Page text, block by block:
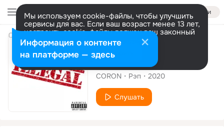
Войти
Мы используем cookie-файлы, чтобы улучшить
сервисы для вас. Если ваш возраст менее 13 лет,
настроить cookie-файлы должен ваш законный
представитель. Больше информации
Разрешить все Настроить
Сингл
Illegal Freestyle
CORON Рэп 2020
Слушать
Информация о контенте
на платформе — здесь